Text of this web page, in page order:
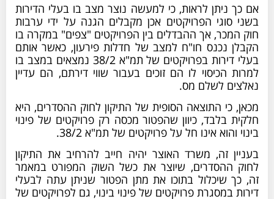
אם כך ניתן לראות, כי למעשה נוצר מצב בו בעלי הדירות
בשני סוגי הפרויקטים אכן מקבלים הגנה על ידי ערבות
חוק המכר, אך ההבדלים בין הפרויקטים "צפים" במקרה בו
הקבלן נכנס חו"ח למצב של חדלות פירעון, כאשר אותם
בעלי דירות בפרויקטים של תמ"א 38/2 נמצאים במצב בו
למרות הכיסוי לו הם זוכים בעבור שווי דירתם, הם עדיין
נאלצים לשלם מס.
מכאן, כי התוצאה הסופית של התיקון לחוק ההסדרים, היא
חלקית בלבד, כיוון שהפטור מכסה רק פרויקטים של פינוי
בינוי והוא אינו חל על פרויקטים של תמ"א 38/2.
בעניין זה, משרד האוצר יהיה חייב להרחיב את התיקון
לחוק ההסדרים, שיוצר את כשל השוק המפורט במאמר
זה, כך שיכלול בתוכו את מתן הפטור שניתן עתה לבעלי
דירות במסגרת פרויקטים של פינוי בינוי, גם לפרויקטים של